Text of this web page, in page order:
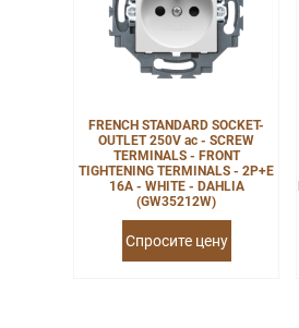
FRENCH STANDARD SOCKET-
OUTLET 250V ac - SCREW
TERMINALS - FRONT
TIGHTENING TERMINALS - 2P+E
16A - WHITE - DAHLIA
(GW35212W)
Спросите цену